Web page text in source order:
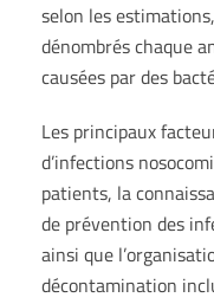
selon les
dénombrés chaque
causées par des
Les principaux
d’infections
patients, la
de prévention des
ainsi que
décontamination